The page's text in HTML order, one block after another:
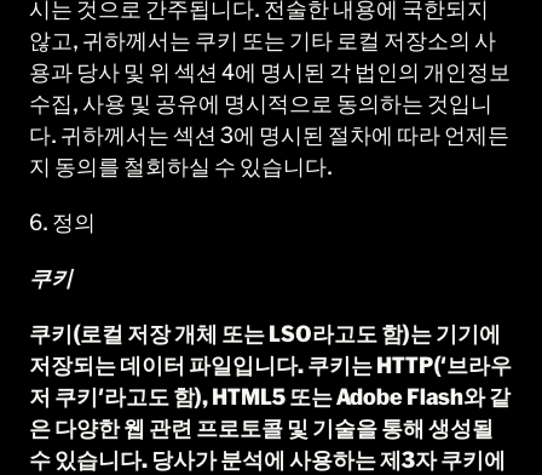
시는 것으로 간주됩니다. 전술한 내용에 국한되지
않고, 귀하께서는 쿠키 또는 기타 로컬 저장소의 사
용과 당사 및 위 섹션 4에 명시된 각 법인의 개인정보
수집, 사용 및 공유에 명시적으로 동의하는 것입니
다. 귀하께서는 섹션 3에 명시된 절차에 따라 언제든
지 동의를 철회하실 수 있습니다.
6. 정의
쿠키
쿠키(로컬 저장 개체 또는 LSO라고도 함)는 기기에
저장되는 데이터 파일입니다. 쿠키는 HTTP('브라우
저 쿠키'라고도 함), HTML5 또는 Adobe Flash와 같
은 다양한 웹 관련 프로토콜 및 기술을 통해 생성될
수 있습니다. 당사가 분석에 사용하는 제3자 쿠키에